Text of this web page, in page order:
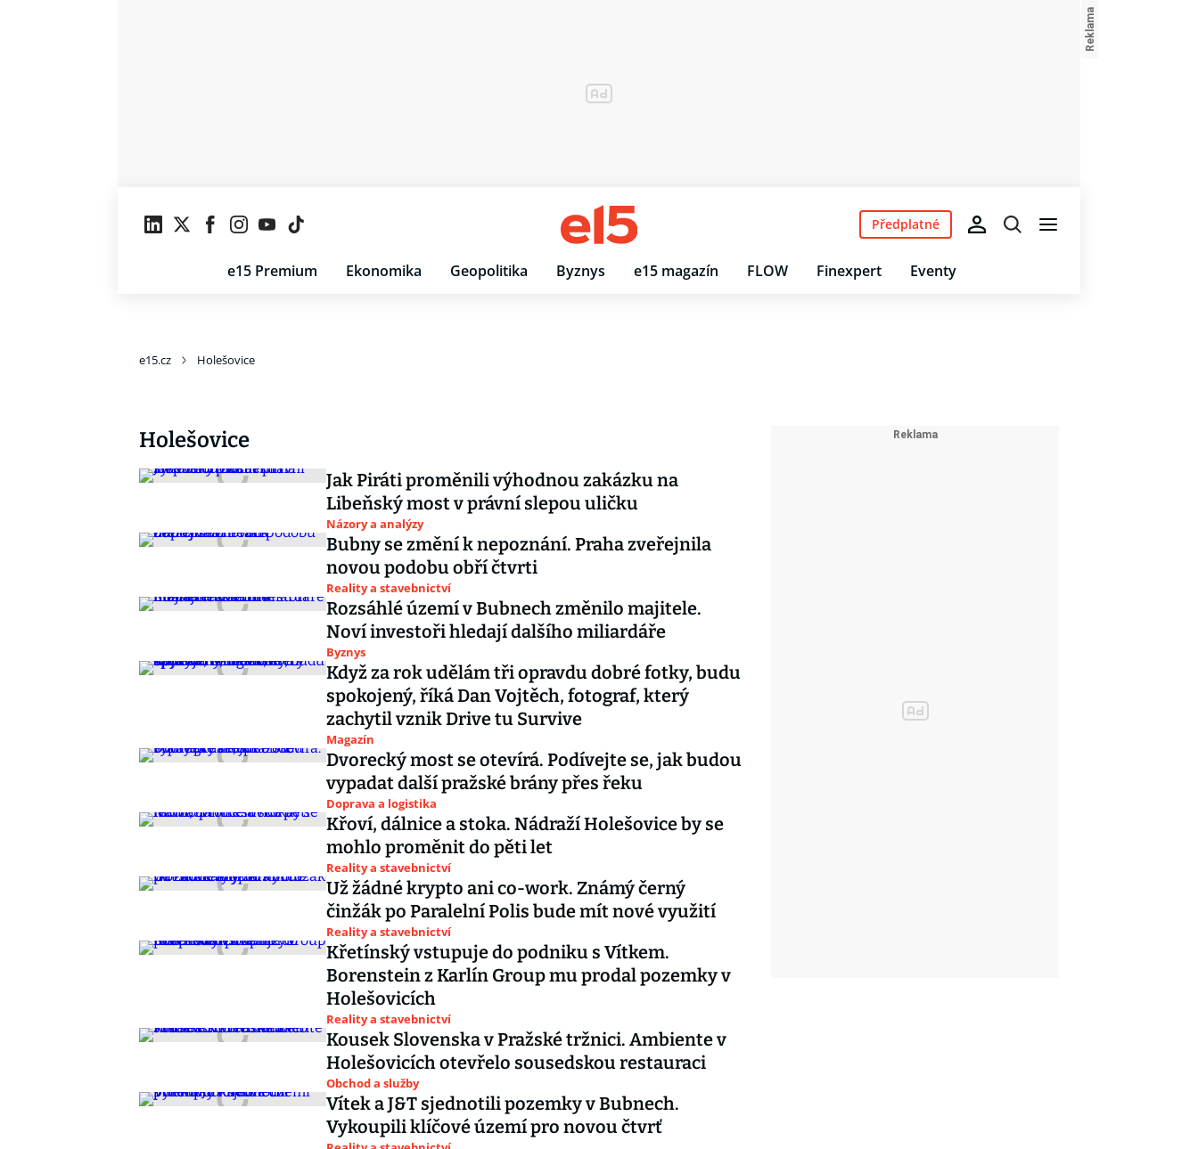
e15 Premium Ekonomika Geopolitika Byznys e15 magazín FLOW Finexpert Eventy
Předplatné
e15.cz Holešovice
Holešovice
Jak Piráti proměnili výhodnou zakázku na
Libeňský most v právní slepou uličku
Názory a analýzy
Bubny se změní k nepoznání. Praha zveřejnila
novou podobu obří čtvrti
Reality a stavebnictví
Rozsáhlé území v Bubnech změnilo majitele.
Noví investoři hledají dalšího miliardáře
Byznys
Když za rok udělám tři opravdu dobré fotky, budu
spokojený, říká Dan Vojtěch, fotograf, který
zachytil vznik Drive tu Survive
Magazín
Dvorecký most se otevírá. Podívejte se, jak budou
vypadat další pražské brány přes řeku
Doprava a logistika
Křoví, dálnice a stoka. Nádraží Holešovice by se
mohlo proměnit do pěti let
Reality a stavebnictví
Už žádné krypto ani co-work. Známý černý
činžák po Paralelní Polis bude mít nové využití
Reality a stavebnictví
Křetínský vstupuje do podniku s Vítkem.
Borenstein z Karlín Group mu prodal pozemky v
Holešovicích
Reality a stavebnictví
Kousek Slovenska v Pražské tržnici. Ambiente v
Holešovicích otevřelo sousedskou restauraci
Obchod a služby
Vítek a J&T sjednotili pozemky v Bubnech.
Vykoupili klíčové území pro novou čtvrť